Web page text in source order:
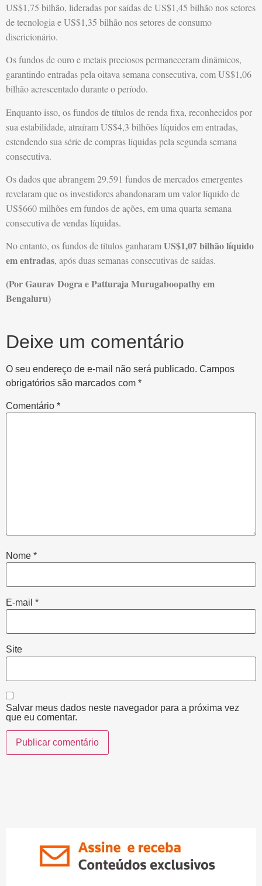
US$1,75 bilhão, lideradas por saídas de US$1,45 bilhão nos setores
de tecnologia e US$1,35 bilhão nos setores de consumo
discricionário.
Os fundos de ouro e metais preciosos permaneceram dinâmicos,
garantindo entradas pela oitava semana consecutiva, com US$1,06
bilhão acrescentado durante o período.
Enquanto isso, os fundos de títulos de renda fixa, reconhecidos por
sua estabilidade, atraíram US$4,3 bilhões líquidos em entradas,
estendendo sua série de compras líquidas pela segunda semana
consecutiva.
Os dados que abrangem 29.591 fundos de mercados emergentes
revelaram que os investidores abandonaram um valor líquido de
US$660 milhões em fundos de ações, em uma quarta semana
consecutiva de vendas líquidas.
No entanto, os fundos de títulos ganharamUS$1,07 bilhão líquido
em entradas, após duas semanas consecutivas de saídas.
(Por Gaurav Dogra e Patturaja Murugaboopathy em
Bengaluru)
Deixe um comentário
O seu endereço de e-mail não será publicado. Campos
obrigatórios são marcados com *
Comentário *
Nome *
E-mail *
Site
Salvar meus dados neste navegador para a próxima vez
que eu comentar.